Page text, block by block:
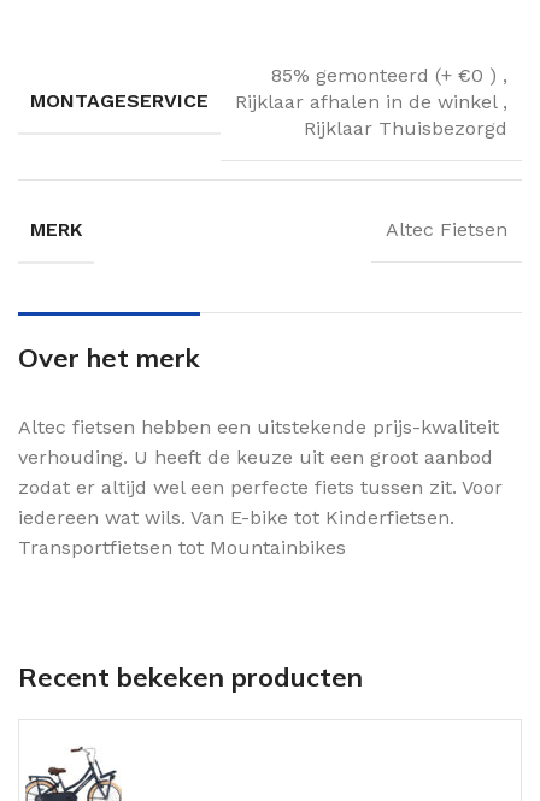
MONTAGESERVICE
85% gemonteerd (+ €0 ) ,
Rijklaar afhalen in de winkel ,
Rijklaar Thuisbezorgd
MERK Altec Fietsen
Over het merk
Altec fietsen hebben een uitstekende prijs-kwaliteit
verhouding. U heeft de keuze uit een groot aanbod
zodat er altijd wel een perfecte fiets tussen zit. Voor
iedereen wat wils. Van E-bike tot Kinderfietsen.
Transportfietsen tot Mountainbikes
Recent bekeken producten